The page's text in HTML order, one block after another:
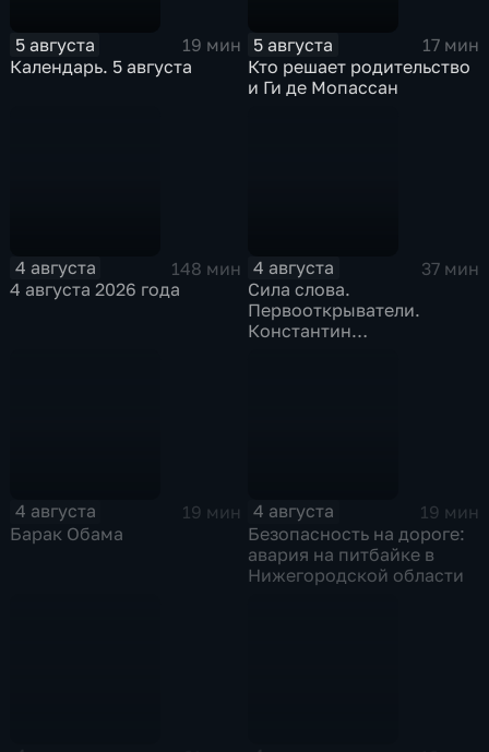
5 августа
19 мин
Календарь. 5 августа
5 августа
17 мин
Кто решает родительство
и Ги де Мопассан
4 августа
148 мин
4 августа 2026 года
4 августа
37 мин
Сила слова.
Первооткрыватели.
Константин
4 августа
19 мин
Барак Обама
4 августа
19 мин
Безопасность на дороге:
авария на питбайке в
Нижегородской области